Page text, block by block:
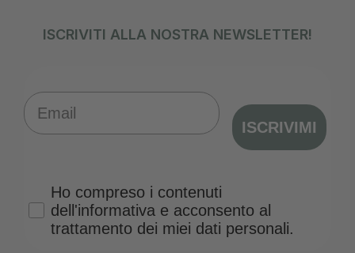
ISCRIVITI ALLA NOSTRA NEWSLETTER!
Email
ISCRIVIMI
Privacy Policy
Ho compreso i contenuti
dell'informativa e acconsento al
trattamento dei miei dati personali.